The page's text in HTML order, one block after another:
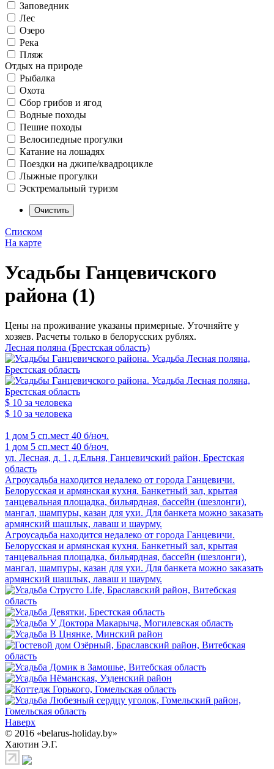
Заповедник
Лес
Озеро
Река
Пляж
Отдых на природе
Рыбалка
Охота
Сбор грибов и ягод
Водные походы
Пешие походы
Велосипедные прогулки
Катание на лошадях
Поездки на джипе/квадроцикле
Лыжные прогулки
Эсктремальный туризм
Списком
На карте
Усадьбы Ганцевичского
района (1)
Цены на проживание указаны примерные. Уточняйте у
хозяев. Расчеты только в белорусских рублях.
Лесная поляна (Брестская область)
$ 10 за человека
$ 10 за человека
1 дом 5 сп.мест 40 б/ноч.
1 дом 5 сп.мест 40 б/ноч.
ул. Лесная, д. 1, д.Ельня, Ганцевичский район, Брестская
область
Агроусадьба находится недалеко от города Ганцевичи.
Белорусская и армянская кухня. Банкетный зал, крытая
танцевальная площадка, бильярдная, бассейн (шезлонги),
мангал, шампуры, казан для ухи. Для банкета можно заказать
армянский шашлык, лаваш и шаурму.
Агроусадьба находится недалеко от города Ганцевичи.
Белорусская и армянская кухня. Банкетный зал, крытая
танцевальная площадка, бильярдная, бассейн (шезлонги),
мангал, шампуры, казан для ухи. Для банкета можно заказать
армянский шашлык, лаваш и шаурму.
Наверх
© 2016 «belarus-holiday.by»
Хаютин Э.Г.